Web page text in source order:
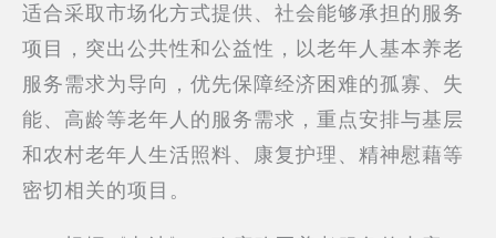
适合采取市场化方式提供、社会能够承担的服务
项目，突出公共性和公益性，以老年人基本养老
服务需求为导向，优先保障经济困难的孤寡、失
能、高龄等老年人的服务需求，重点安排与基层
和农村老年人生活照料、康复护理、精神慰藉等
密切相关的项目。